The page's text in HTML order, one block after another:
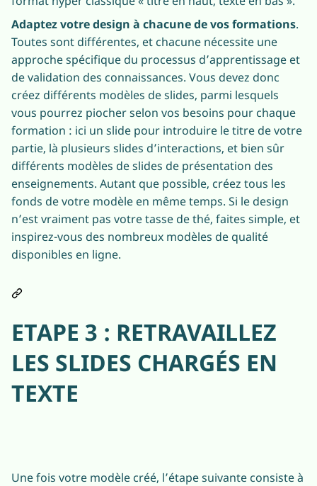
Adaptez votre design à chacune de vos formations.
Toutes sont différentes, et chacune nécessite une
approche spécifique du processus d’apprentissage et
de validation des connaissances. Vous devez donc
créez différents modèles de slides, parmi lesquels
vous pourrez piocher selon vos besoins pour chaque
formation : ici un slide pour introduire le titre de votre
partie, là plusieurs slides d’interactions, et bien sûr
différents modèles de slides de présentation des
enseignements. Autant que possible, créez tous les
fonds de votre modèle en même temps. Si le design
n’est vraiment pas votre tasse de thé, faites simple, et
inspirez-vous des nombreux modèles de qualité
disponibles en ligne.
ETAPE 3 : RETRAVAILLEZ
LES SLIDES CHARGÉS EN
TEXTE
Une fois votre modèle créé, l’étape suivante consiste à